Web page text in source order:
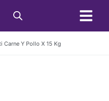
Carne Y Pollo X 15 Kg